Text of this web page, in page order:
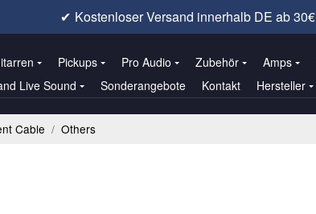
✔ Kostenloser Versand innerhalb DE ab 30€
Pickups Pro Audio Zubehör Amps
Live Sound
Sonderangebote Kontakt Hersteller
Cable / Others